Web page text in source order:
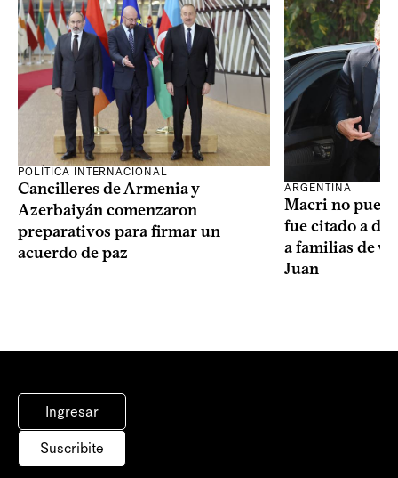
POLÍTICA INTERNACIONAL
Cancilleres de Armenia y
Azerbaiyán comenzaron
preparativos para firmar un
acuerdo de paz
ARGENTINA
Macri no
fue citado a
a familias de
Juan
Ingresar
Suscribite